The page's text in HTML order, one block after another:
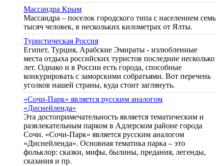
Массандра Крым
Массандра – поселок городского типа с населением семь
тысяч человек, в нескольких километрах от Ялты.
Туристическая Россия
Египет, Турция, Арабские Эмираты - излюбленные
места отдыха российских туристов последние несколько
лет. Однако и в России есть города, способные
конкурировать с заморскими собратьями. Вот перечень
уголков нашей страны, куда стоит заглянуть.
«Сочи-Парк» является русским аналогом
«Диснейленда»
Эта достопримечательность является тематическим и
развлекательным парком в Адлерском районе города
Сочи. «Сочи-Парк» является русским аналогом
«Диснейленда». Основная тематика парка – это
фольклор: сказки, мифы, былины, предания, легенды,
сказания и пр.